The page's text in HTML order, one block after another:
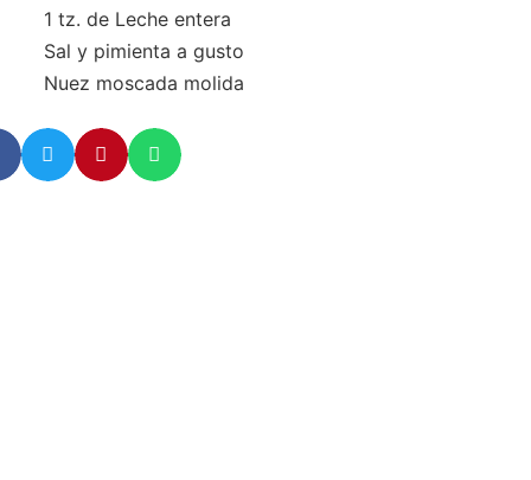
1 tz. de Leche entera
Sal y pimienta a gusto
Nuez moscada molida